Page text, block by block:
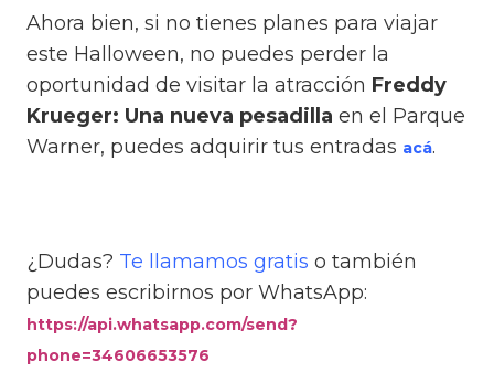
Ahora bien, si no tienes planes para viajar
este Halloween, no puedes perder la
oportunidad de visitar la atracción Freddy
Krueger: Una nueva pesadilla en el Parque
Warner, puedes adquirir tus entradas acá.
¿Dudas? Te llamamos gratis o también
puedes escribirnos por WhatsApp:
https://api.whatsapp.com/send?
phone=34606653576